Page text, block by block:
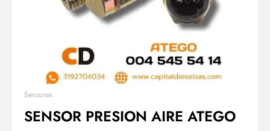
Sensores
SENSOR PRESION AIRE ATEGO